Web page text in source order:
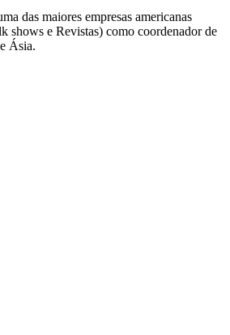
das maiores empresas americanas
shows e Revistas) como coordenador de
e Ásia.